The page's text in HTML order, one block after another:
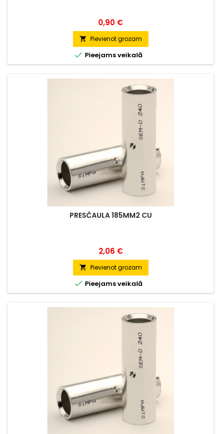
Cena
0,90 €
 Pievienot grozam
 Pieejams veikalā
PRESČAULA 185MM2 CU
Cena
2,06 €
 Pievienot grozam
 Pieejams veikalā